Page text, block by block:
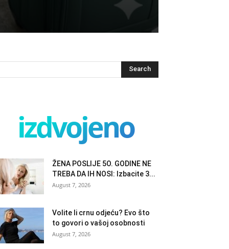
izdvojeno
ŽENA POSLIJE 5O. GODINE NE
TREBA DA IH NOSI: Izbacite 3...
August 7, 2026
Volite li crnu odjeću? Evo što
to govori o vašoj osobnosti
August 7, 2026